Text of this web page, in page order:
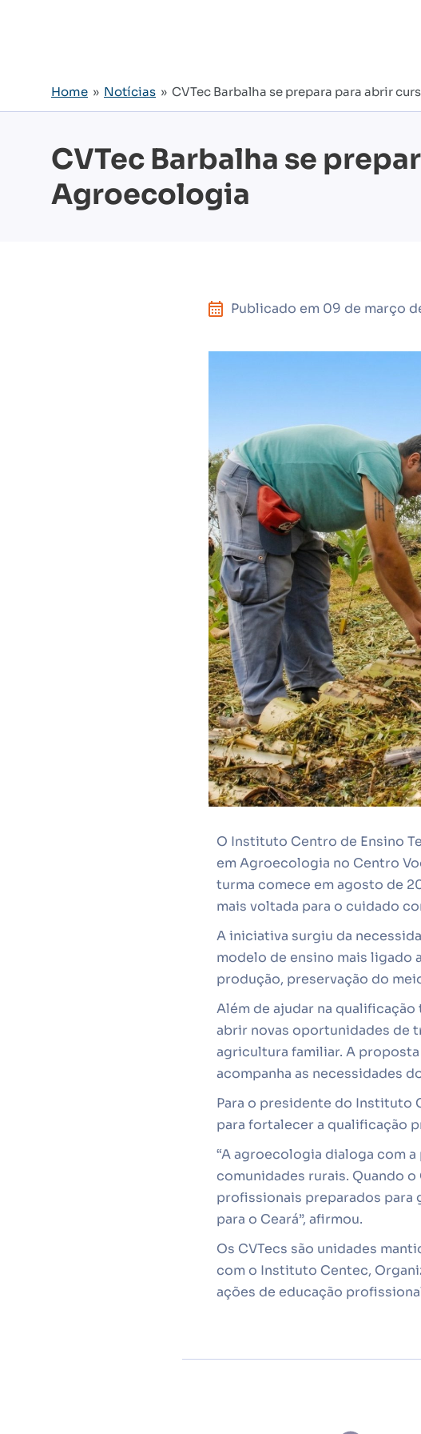
Home » Notícias » CVTec Barbalha se prepara para abrir
CVTec Barbalha se
Agroecologia
Publicado em 09 de março
O Instituto Centro de Ensino
em Agroecologia no Centro
turma comece em agosto de
mais voltada para o cuidado
A iniciativa surgiu da
modelo de ensino mais ligado
produção, preservação do
Além de ajudar na
abrir novas oportunidades de
agricultura familiar. A
acompanha as necessidades
Para o presidente do Instituto
para fortalecer a qualificação
“A agroecologia dialoga com
comunidades rurais. Quando
profissionais preparados
para o Ceará”, afirmou.
Os CVTecs são unidades
com o Instituto Centec,
ações de educação